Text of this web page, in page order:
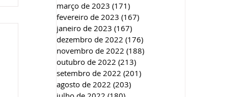
março de 2023 (171)
fevereiro de 2023 (167)
janeiro de 2023 (167)
dezembro de 2022 (176)
novembro de 2022 (188)
outubro de 2022 (213)
setembro de 2022 (201)
agosto de 2022 (203)